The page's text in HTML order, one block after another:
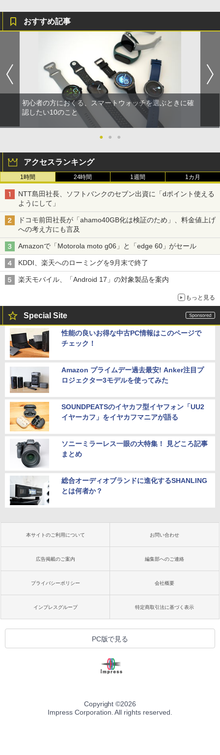
おすすめ記事
初心者の方におくる、スマートウォッチを選ぶときに確
認したい10のこと
● ● ●
アクセスランキング
1時間 24時間 1週間 1カ月
NTT島田社長、ソフトバンクのセブン出資に「dポイント使える
ようにして」
ドコモ前田社長が「ahamo40GB化は検証のため」、料金値上げ
への考え方にも言及
Amazonで「Motorola moto g06」と「edge 60」がセール
KDDI、楽天へのローミングを9月末で終了
楽天モバイル、「Android 17」の対象製品を案内
もっと見る
Special Site
性能の良いお得な中古PC情報はこのページで
チェック！
Amazon プライムデー過去最安! Anker注目プ
ロジェクター3モデルを使ってみた
SOUNDPEATSのイヤカフ型イヤフォン「UU2
イヤーカフ」をイヤカフマニアが語る
ソニーミラーレス一眼の大特集！ 見どころ記事
まとめ
総合オーディオブランドに進化するSHANLING
とは何者か？
本サイトのご利用について お問い合わせ
広告掲載のご案内 編集部へのご連絡
プライバシーポリシー 会社概要
インプレスグループ 特定商取引法に基づく表示
PC版で見る
Copyright ©2026
Impress Corporation. All rights reserved.